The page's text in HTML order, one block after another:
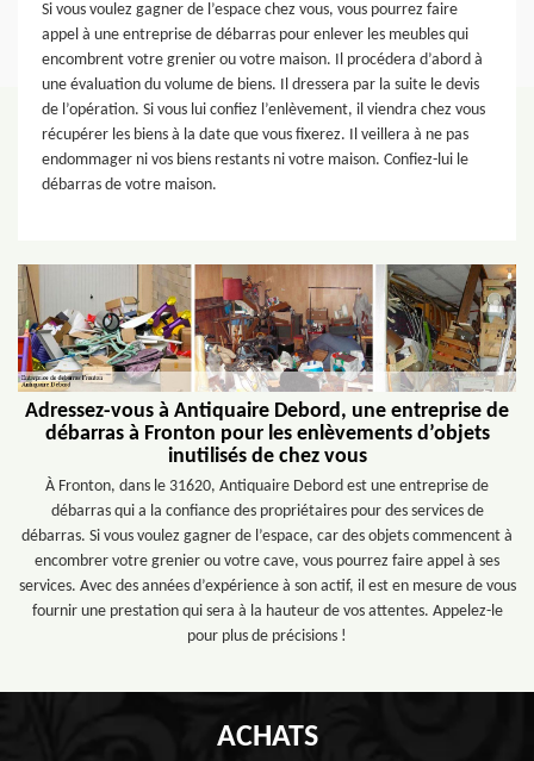
Si vous voulez gagner de l’espace chez vous, vous pourrez faire
appel à une entreprise de débarras pour enlever les meubles qui
encombrent votre grenier ou votre maison. Il procédera d’abord à
une évaluation du volume de biens. Il dressera par la suite le devis
de l’opération. Si vous lui confiez l’enlèvement, il viendra chez vous
récupérer les biens à la date que vous fixerez. Il veillera à ne pas
endommager ni vos biens restants ni votre maison. Confiez-lui le
débarras de votre maison.
Adressez-vous à Antiquaire Debord, une entreprise de
débarras à Fronton pour les enlèvements d’objets
inutilisés de chez vous
À Fronton, dans le 31620, Antiquaire Debord est une entreprise de
débarras qui a la confiance des propriétaires pour des services de
débarras. Si vous voulez gagner de l’espace, car des objets commencent à
encombrer votre grenier ou votre cave, vous pourrez faire appel à ses
services. Avec des années d’expérience à son actif, il est en mesure de vous
fournir une prestation qui sera à la hauteur de vos attentes. Appelez-le
pour plus de précisions !
ACHATS